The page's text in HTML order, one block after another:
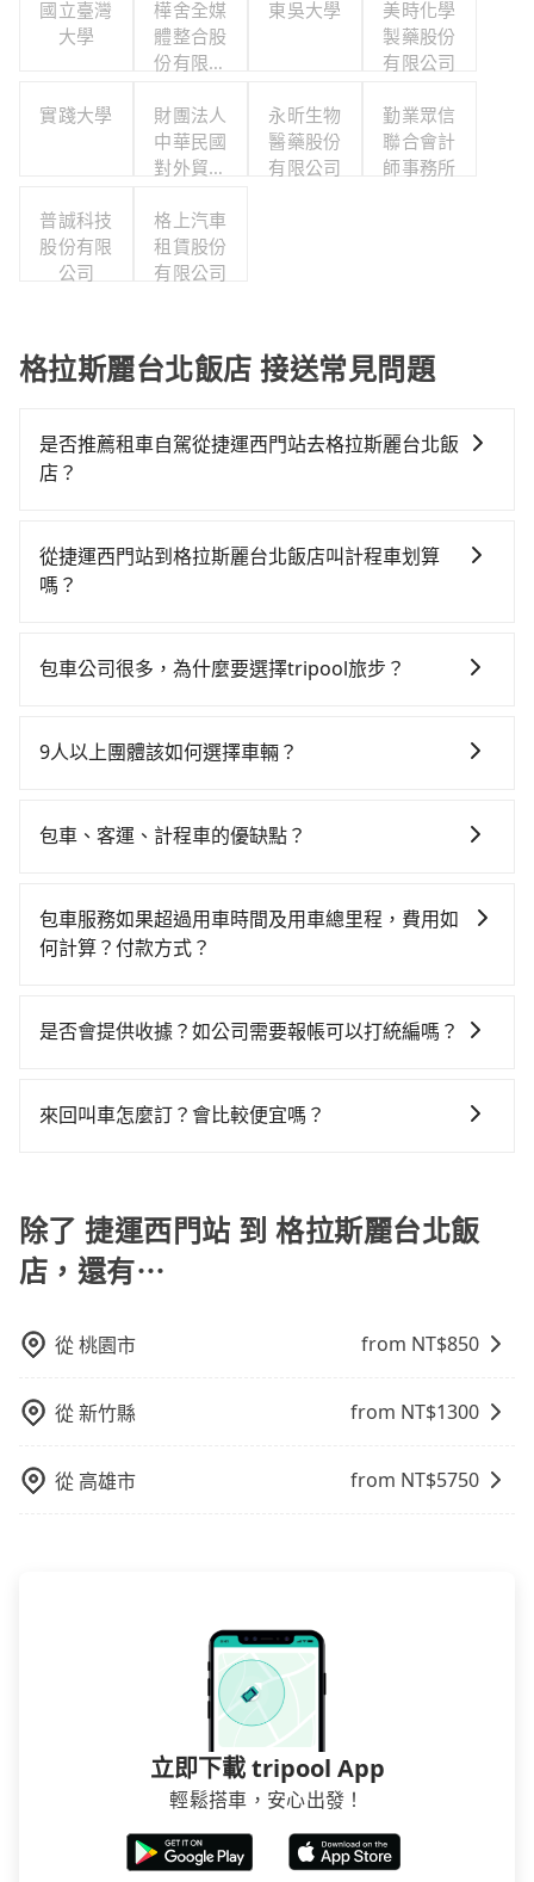
國立臺灣
大學
樺舍全媒
體整合股
份有限公
東吳大學
美時化學
製藥股份
有限公司
實踐大學
財團法人
中華民國
對外貿易
永昕生物
醫藥股份
有限公司
勤業眾信
聯合會計
師事務所
普誠科技
股份有限
公司
格上汽車
租賃股份
有限公司
格拉斯麗台北飯店 接送常見問題
是否推薦租車自駕從捷運西門站去格拉斯麗台北飯
店？
對的時間彈性，在北北基桃竹有提供甲地乙還的iRent應
該適合你。註冊完iRent的app後，可以每小時
的花費預估為$100~200，雖已將每小時40元路邊停車費
Yaris、Prius C、Vios這類乘坐體驗較差的車款，如果人
發現仍有上一組乘客遺留的垃圾或者撞凹的車門仍未被
還，又或者要還車時卻偏偏找不到停車位，對於急著用
車或者要載其他乘客的人來說就有不小的風險。最後，
距離，在遇到下雨天或者載行李時，就顯得非常不便。
從捷運西門站到格拉斯麗台北飯店叫計程車划算
嗎？
灣大車隊、Uber、Line Taxi、Yoxi等，如果在路邊攔不
里程跳錶計算，價格約為90~110元間。雖然捷運西門站
們人數在五人以上，分坐兩台計程車就不太方便，反而
包車公司很多，為什麼要選擇tripool旅步？
以依照您行程人數的需求進行選擇。此外，為確保您的
無隱藏費用，且還提供優於其他業者更彈性的取消政
驗。所以，如果您正在尋找一家可靠的包車公司，
tripool旅步絕對是您值得信任的不二選擇！
9人以上團體該如何選擇車輛？
9人以上之廂型車，其實屬違法。在現行法律下，營業小
中型巴士或大型遊覽車。非法改裝的車輛，不僅與車輛
行照不符，連司機的駕照都會不符。在路上被警察盤查
給賭上。通常人數沒有超過10位，建議預約一台九人座
是禁止大客車通行的，建議在預定時最好先與車行或平
包車、客運、計程車的優缺點？
上、下車，不需與旅客共乘。但通常需要提前預約。 客
運：最經濟實惠的交通方式，通常有固定的路線和時間
不必擔心停車位的問題。但是，計程車的費用相對較
包車服務如果超過用車時間及用車總里程，費用如
何計算？付款方式？
定的用車時間，每小時會加收1000元的費用；若超過預
是否會提供收據？如公司需要報帳可以打統編嗎？
旅行業代收轉付電子收據，如果公司需要報公帳，在預
來回叫車怎麼訂？會比較便宜嗎？
定。至於價格已經市場最優惠，並無特別針對來回車趟
做額外折扣，但如果手上有優惠代碼，歡迎直接使用，
不限單程或來回。
除了 捷運西門站 到 格拉斯麗台北飯
店，還有⋯
從桃園市 from NT$850
從新竹縣 from NT$1300
從 高雄市 from NT$5750
立即下載 tripool App
輕鬆搭車，安心出發！